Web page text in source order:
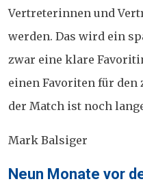
Vertreterinnen und
werden. Das wird ein
zwar eine klare
einen Favoriten für den
der Match ist noch
Mark Balsiger
Posted
Neun Monate vor